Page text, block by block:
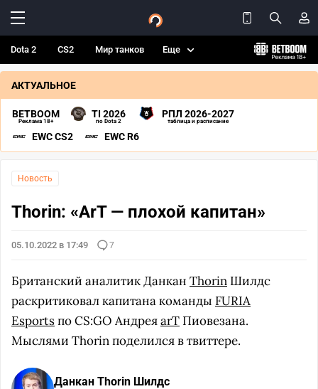
Dota 2 CS2 Мир танков Еще
АКТУАЛЬНОЕ
BETBOOM
Реклама 18+
TI 2026
по Dota 2
РПЛ 2026-2027
таблица и расписание
EWC CS2 EWC R6
Новость
Thorin: «ArT — плохой капитан»
05.10.2022 в 17:49 7
Британский аналитик Данкан Thorin Шилдс
раскритиковал капитана команды FURIA
Esportsпо CS:GO АндреяarT Пиовезана.
Мыслями Thorin поделился в твиттере.
Данкан Thorin Шилдс